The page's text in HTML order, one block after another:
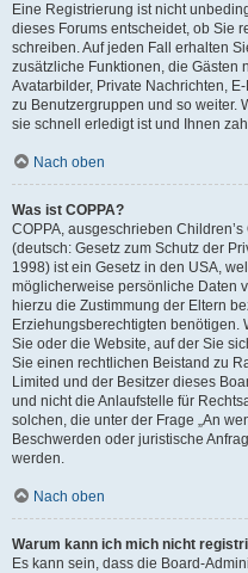
Eine Registrierung ist nicht
dieses Forums entscheidet, ob Sie
schreiben. Auf jeden Fall erhalten
zusätzliche Funktionen, die Gästen
Avatarbilder, Private Nachrichten,
zu Benutzergruppen und so weiter.
sie schnell erledigt ist und Ihnen
Nach oben
Was ist COPPA?
COPPA, ausgeschrieben
(deutsch: Gesetz zum Schutz der
1998) ist ein Gesetz in den USA,
möglicherweise persönliche Daten
hierzu die Zustimmung der Eltern
Erziehungsberechtigten benötigen.
Sie oder die Website, auf der Sie
Sie einen rechtlichen Beistand zu
Limited und der Besitzer dieses
und nicht die Anlaufstelle für
solchen, die unter der Frage „An
Beschwerden oder juristische
werden.
Nach oben
Warum kann ich mich nicht
Es kann sein, dass die Board-